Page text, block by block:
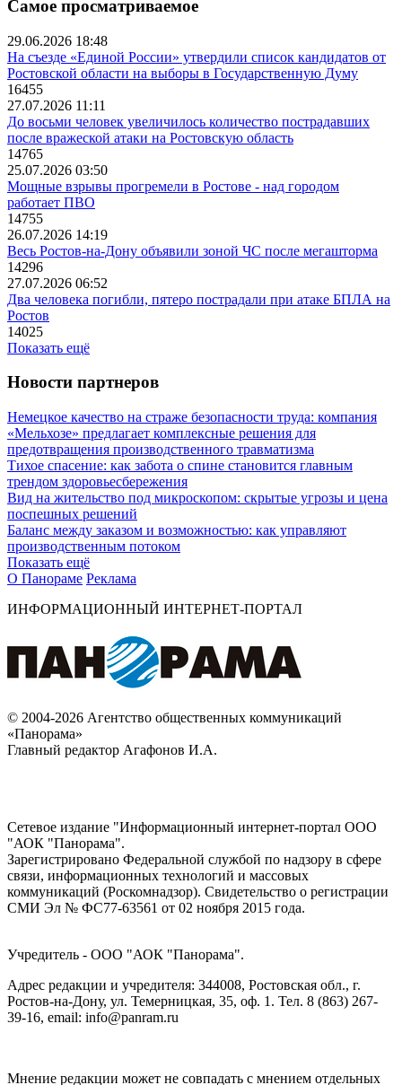
Самое просматриваемое
29.06.2026 18:48
На съезде «Единой России» утвердили список кандидатов от
Ростовской области на выборы в Государственную Думу
16455
27.07.2026 11:11
До восьми человек увеличилось количество пострадавших
после вражеской атаки на Ростовскую область
14765
25.07.2026 03:50
Мощные взрывы прогремели в Ростове - над городом
работает ПВО
14755
26.07.2026 14:19
Весь Ростов-на-Дону объявили зоной ЧС после мегашторма
14296
27.07.2026 06:52
Два человека погибли, пятеро пострадали при атаке БПЛА на
Ростов
14025
Показать ещё
Новости партнеров
Немецкое качество на страже безопасности труда: компания
«Мельхозе» предлагает комплексные решения для
предотвращения производственного травматизма
Тихое спасение: как забота о спине становится главным
трендом здоровьесбережения
Вид на жительство под микроскопом: скрытые угрозы и цена
поспешных решений
Баланс между заказом и возможностью: как управляют
производственным потоком
Показать ещё
О Панораме Реклама
ИНФОРМАЦИОННЫЙ ИНТЕРНЕТ-ПОРТАЛ
© 2004-2026 Агентство общественных коммуникаций
«Панорама»
Главный редактор Агафонов И.А.
Сетевое издание "Информационный интернет-портал ООО
"АОК "Панорама".
Зарегистрировано Федеральной службой по надзору в сфере
связи, информационных технологий и массовых
коммуникаций (Роскомнадзор). Cвидетельство о регистрации
СМИ Эл № ФС77-63561 от 02 ноября 2015 года.
Учредитель - ООО "АОК "Панорама".
Адрес редакции и учредителя: 344008, Ростовская обл., г.
Ростов-на-Дону, ул. Темерницкая, 35, оф. 1. Тел. 8 (863) 267-
39-16, email: info@panram.ru
Мнение редакции может не совпадать с мнением отдельных